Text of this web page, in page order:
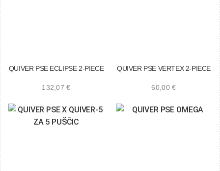
QUIVER PSE ECLIPSE 2-PIECE
132,07€
QUIVER PSE VERTEX 2-PIECE
60,00€